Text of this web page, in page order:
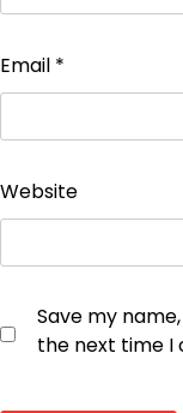
Email *
Website
Save my
the next time I